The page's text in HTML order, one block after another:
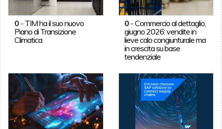
0- TIM ha il suo nuovo
Piano di Transizione
Climatica
0 -Commercio al dettaglio,
giugno 2026: vendite in
lieve calo congiunturale ma
in crescita su base
tendenziale